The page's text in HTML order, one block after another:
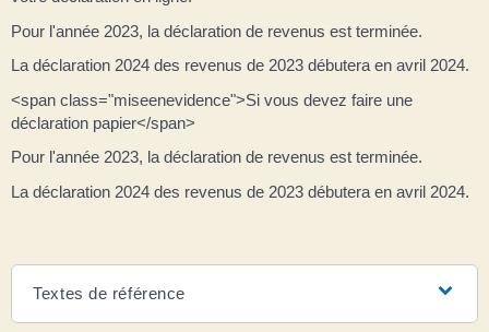
Pour l'année 2023, la déclaration de revenus est terminée.
La déclaration 2024 des revenus de 2023 débutera en avril 2024.
<span class="miseenevidence">Si vous devez faire une
déclaration papier</span>
Pour l'année 2023, la déclaration de revenus est terminée.
La déclaration 2024 des revenus de 2023 débutera en avril 2024.
Textes de référence